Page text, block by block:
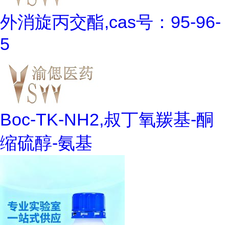
外消旋丙交酯,cas号：95-96-
5
Boc-TK-NH2,叔丁氧羰基-酮
缩硫醇-氨基